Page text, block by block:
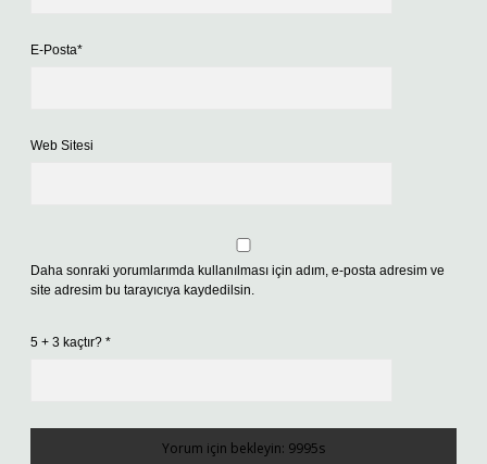
E-Posta*
Web Sitesi
Daha sonraki yorumlarımda kullanılması için adım, e-posta adresim ve
site adresim bu tarayıcıya kaydedilsin.
5 + 3 kaçtır? *